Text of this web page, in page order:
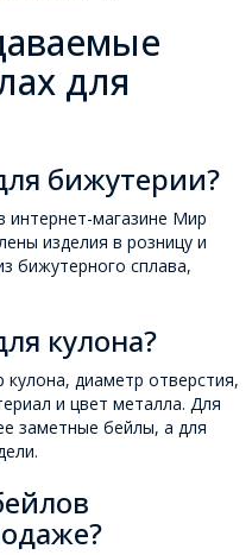
для
бижутерии?
интернет-магазине Мир
изделия в розницу и
бижутерного сплава,
кулона?
диаметр отверстия,
и цвет металла. Для
заметные бейлы, а для